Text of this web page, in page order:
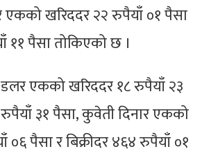
एकको खरिददर २२ रुपैयाँ ०१ पैसा
११ पैसा तोकिएको छ ।
एकको खरिददर १८ रुपैयाँ २३
रुपैयाँ ३१ पैसा, कुवेती दिनार एकको
पैसा र बिक्रीदर ४६४ रुपैयाँ ०१